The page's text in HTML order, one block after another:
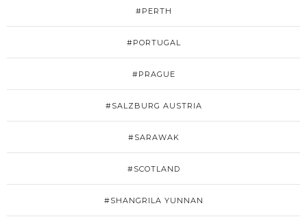
#PERTH
#PORTUGAL
#PRAGUE
#SALZBURG AUSTRIA
#SARAWAK
#SCOTLAND
#SHANGRILA YUNNAN